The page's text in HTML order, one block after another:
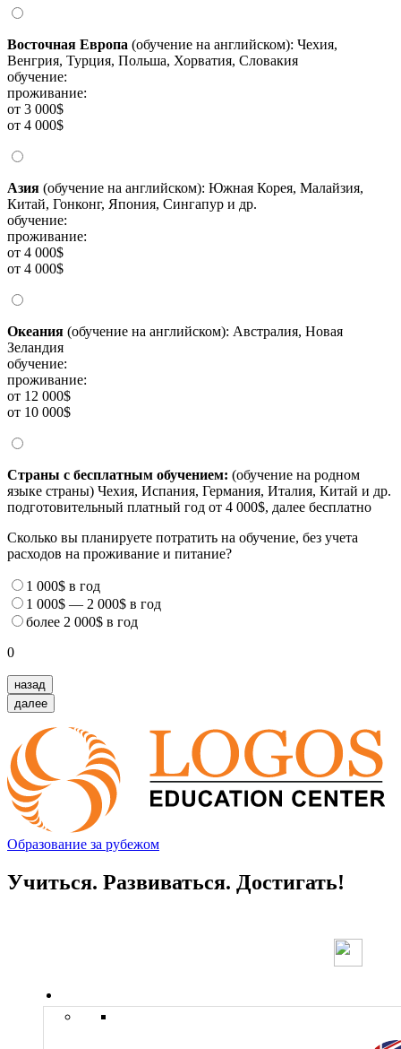
Восточная Европа (обучение на английском): Чехия,
Венгрия, Турция, Польша, Хорватия, Словакия
обучение:
проживание:
от 3 000$
от 4 000$
Азия (обучение на английском): Южная Корея, Малайзия,
Китай, Гонконг, Япония, Сингапур и др.
обучение:
проживание:
от 4 000$
от 4 000$
Океания (обучение на английском): Австралия, Новая
Зеландия
обучение:
проживание:
от 12 000$
от 10 000$
Страны с бесплатным обучением: (обучение на родном
языке страны) Чехия, Испания, Германия, Италия, Китай и др.
подготовительный платный год от 4 000$, далее бесплатно
Сколько вы планируете потратить на обучение, без учета
расходов на проживание и питание?
1 000$ в год
1 000$ — 2 000$ в год
более 2 000$ в год
0
назад
далее
Образование за рубежом
Учиться. Развиваться. Достигать!